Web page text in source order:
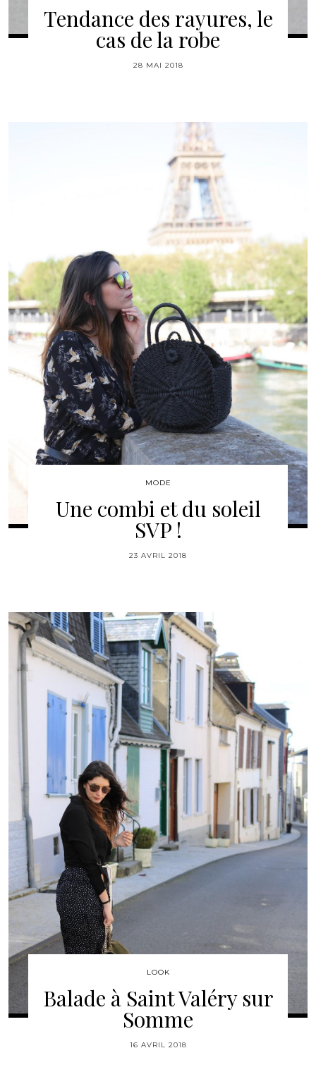
Tendance des rayures, le
cas de la robe
28 MAI 2018
MODE
Une combi et du soleil
SVP !
23 AVRIL 2018
LOOK
Balade à Saint Valéry sur
Somme
16 AVRIL 2018